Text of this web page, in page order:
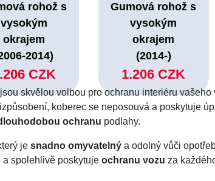
rohož s
vysokým
okrajem
2014)
CZK
Gumová rohož s
vysokým
okrajem
(2014-)
1.206 CZK
jsou skvělou volbou pro ochranu interiéru
koberec se neposouvá a poskytuje
ochranu podlahy.
jesnadno omyvatelný a odolný vůči
a spolehlivě poskytujeochranu vozu za